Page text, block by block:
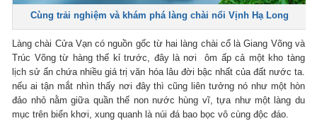
Cùng trải nghiệm và khám phá làng chài nổi Vịnh Hạ Long
Làng chài Cửa Vạn có nguồn gốc từ hai làng chài cổ là Giang Võng và
Trúc Võng từ hàng thế kỉ trước, đây là nơi ôm ấp cả một kho tàng
lịch sử ẩn chứa nhiều giá trị văn hóa lâu đời bậc nhất của đất nước ta.
nếu ai tận mắt nhìn thấy nơi đây thì cũng liên tưởng nó như một hòn
đảo nhỏ nằm giữa quần thế non nước hùng vĩ, tựa như một làng du
mục trên biển khơi, xung quanh là núi đá bao bọc vô cùng độc đáo.